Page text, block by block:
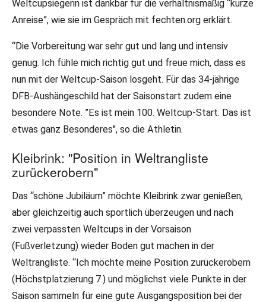
Weltcupsiegerin ist dankbar für die verhältnismäßig “kurze
Anreise”, wie sie im Gespräch mit fechten.org erklärt.
“Die Vorbereitung war sehr gut und lang und intensiv
genug. Ich fühle mich richtig gut und freue mich, dass es
nun mit der Weltcup-Saison losgeht. Für das 34-jährige
DFB-Aushängeschild hat der Saisonstart zudem eine
besondere Note. ”Es ist mein 100. Weltcup-Start. Das ist
etwas ganz Besonderes", so die Athletin.
Kleibrink: "Position in Weltrangliste
zurückerobern"
Das “schöne Jubiläum” möchte Kleibrink zwar genießen,
aber gleichzeitig auch sportlich überzeugen und nach
zwei verpassten Weltcups in der Vorsaison
(Fußverletzung) wieder Boden gut machen in der
Weltrangliste. “Ich möchte meine Position zurückerobern
(Höchstplatzierung 7.) und möglichst viele Punkte in der
Saison sammeln für eine gute Ausgangsposition bei der